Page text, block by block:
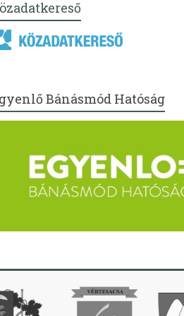
Bánásmód Hatóság